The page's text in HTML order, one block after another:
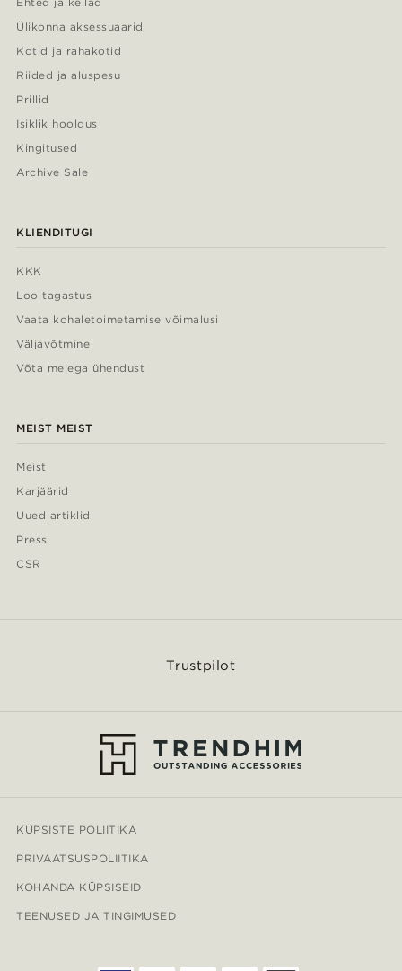
Ülikonna aksessuaarid
Kotid ja rahakotid
Riided ja aluspesu
Prillid
Isiklik hooldus
Kingitused
Archive Sale
KLIENDITUGI
KKK
Loo tagastus
Vaata kohaletoimetamise võimalusi
Väljavõtmine
Võta meiega ühendust
MEIST MEIST
Meist
Karjäärid
Uued artiklid
Press
CSR
Trustpilot
KÜPSISTE POLIITIKA
PRIVAATSUSPOLIITIKA
KOHANDA KÜPSISEID
TEENUSED JA TINGIMUSED